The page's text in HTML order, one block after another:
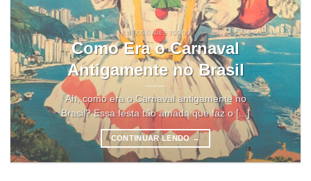
CURIOSIDADES TODOS
Como Era o Carnaval
Antigamente no Brasil
Ah, como era o Carnaval antigamente no
Brasil? Essa festa tão amada que faz o [...]
CONTINUAR LENDO→